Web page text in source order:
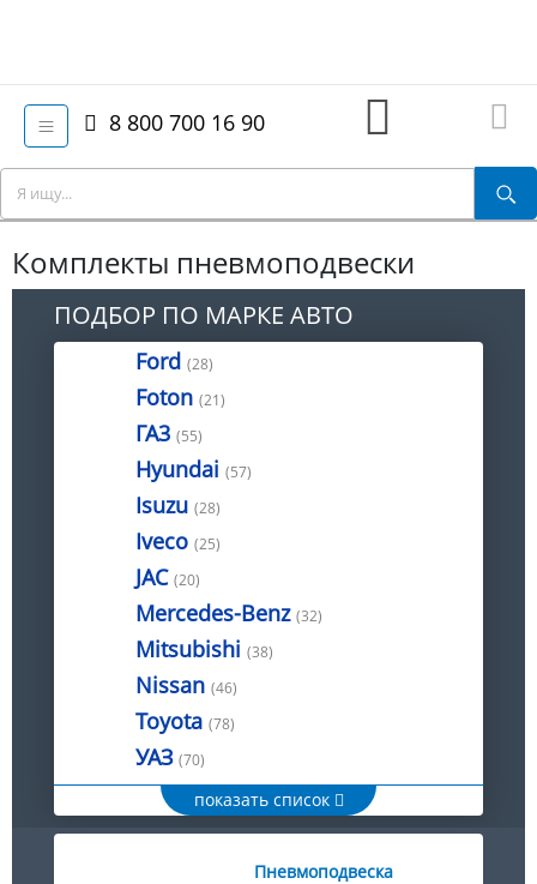
8 800 700 16 90
Комплекты пневмоподвески
ПОДБОР ПО МАРКЕ АВТО
Ford(28)
Foton(21)
ГА3(55)
Hyundai(57)
Isuzu(28)
Iveco(25)
JAC(20)
Mercedes-Benz(32)
Mitsubishi(38)
Nissan(46)
Toyota(78)
УАЗ(70)
показать список
Пневмоподвеска